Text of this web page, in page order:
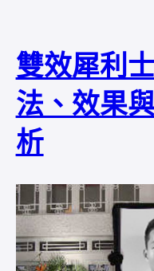
雙效犀利
法、效果
析